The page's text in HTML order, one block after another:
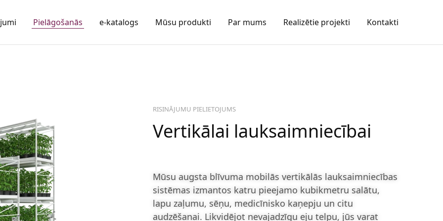
Pielāgošanās e-katalogs Mūsu produkti Par mums Realizētie projekti Kontakti
RISINĀJUMU PIELIETOJUMS
Vertikālai lauksaimniecībai
Mūsu augsta blīvuma mobilās vertikālās lauksaimniecības
sistēmas izmantos katru pieejamo kubikmetru salātu,
lapu zaļumu, sēņu, medicīnisko kaņepju un citu
audzēšanai. Likvidējot nevajadzīgu eju telpu, jūs varat